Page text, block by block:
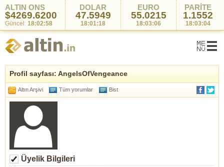
ALTIN ONS
$4269.6200
Güncel: 18:02:58
DOLAR
47.5949
18:01:18
EURO
55.0215
18:03:06
PARİTE
1.1552
18:03:04
Profil sayfası: AngelsOfVengeance
Altın Arşivi Tüm yorumlar Bist
Üyelik Bilgileri